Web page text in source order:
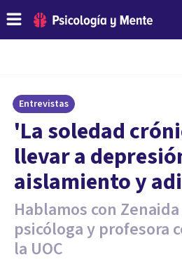
Entrevistas
'La soledad
llevar a
aislamiento y
Hablamos con
psicóloga y profesora
la UOC